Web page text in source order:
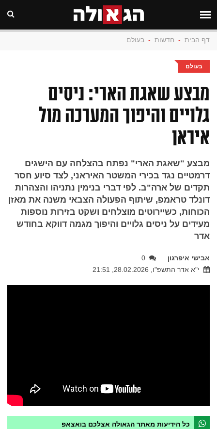
דף הבית - חדשות - בעולם
בעולם
מבצע שאגת הארי: ניסים
גלויים והיפוך המערכה מול
איראן
מבצע "שאגת הארי" נפתח בהצלחה עם הישגים
דרמטיים נגד בכירי המשטר האיראני, לצד סיוע חסר
תקדים של ארה"ב. לפי דברי בנימין נתניהו והצהרות
דונלד טראמפ, שיתוף הפעולה הצבאי משנה את מאזן
הכוחות, כשיירוטים מוצלחים ושקט בזירות נוספות
מעידים על ניסים גלויים והיפוך מגמה דווקא בחודש
אדר
אבישי איפרגון
0
י"א אדר התשפ"ו, 28.02.2026, 21:51
כל הידיעות מאתר הגאולה אצלכם בואצאפ